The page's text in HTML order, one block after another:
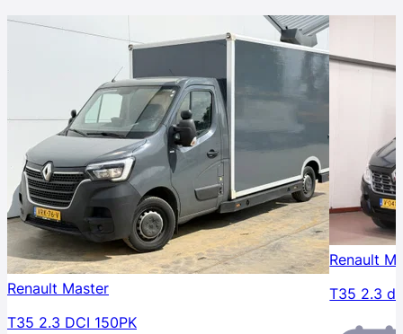
Renault Master
T35 2.3 DCI 150PK
Renault
T35 2.3